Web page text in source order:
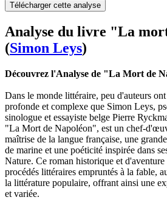
Télécharger cette analyse
Analyse du livre "La
(Simon Leys)
Découvrez l'Analyse de "La Mort de
Dans le monde littéraire, peu d'auteurs
profonde et complexe que Simon Leys,
sinologue et essayiste belge Pierre
"La Mort de Napoléon", est un chef-
maîtrise de la langue française, une
de marine et une poéticité inspirée dans
Nature. Ce roman historique et
procédés littéraires empruntés à la fable,
la littérature populaire, offrant ainsi une
et variée.